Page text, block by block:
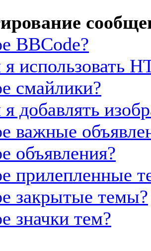
BBCode?
использовать
смайлики?
добавлять
важные
объявления?
прилепленные
закрытые темы?
значки тем?